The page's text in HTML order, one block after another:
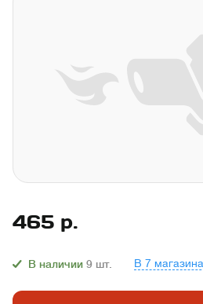
465 р.
В наличии 9 шт. В 7